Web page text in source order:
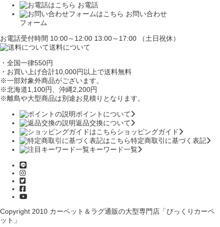
お電話
お問い合わせ
フォーム
お電話受付時間 10:00～12:00 13:00～17:00 （土日祝休）
送料について
・全国一律550円
・お買い上げ合計10,000円以上で送料無料
※一部対象外商品がございます。
※北海道1,100円 、沖縄2,200円
※離島や大型商品は別途お見積りとなります。
ポイントについて
返品交換について
ショッピングガイド
特定商取引に基づく表記
キーワード一覧
Copyright 2010 カーペット＆ラグ通販の大型専門店「びっくりカーペ
ット」